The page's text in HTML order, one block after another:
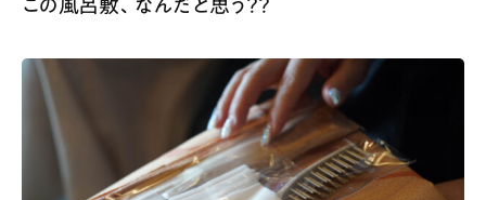
この風呂敷、なんだと思う？？